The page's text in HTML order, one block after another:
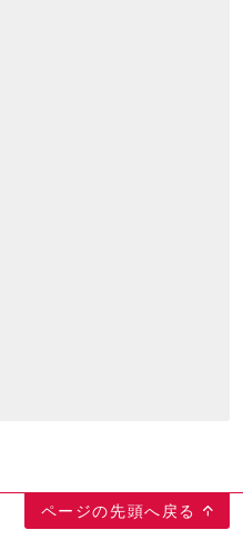
ページの先頭へ戻る